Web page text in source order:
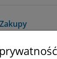
Zakupy
Pomoc